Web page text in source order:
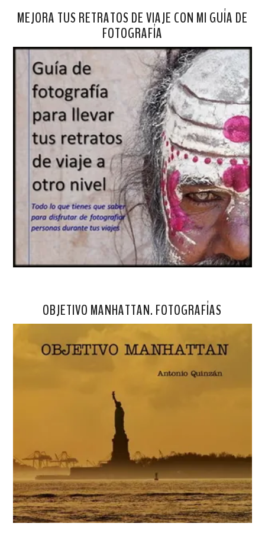
MEJORA TUS RETRATOS DE VIAJE CON MI GUÍA DE
FOTOGRAFÍA
OBJETIVO MANHATTAN. FOTOGRAFÍAS